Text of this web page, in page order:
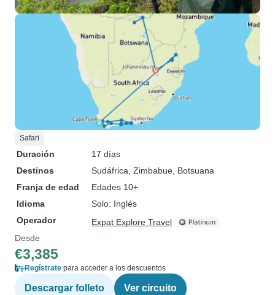
Safari
Duración
17 días
Destinos
Sudáfrica , Zimbabue , Botsuana
Franja de edad
Edades 10+
Idioma
Solo: Inglés
Operador
Expat Explore Travel
Desde
€3,385
Regístrate para acceder a los descuentos
Descargar folleto Ver circuito